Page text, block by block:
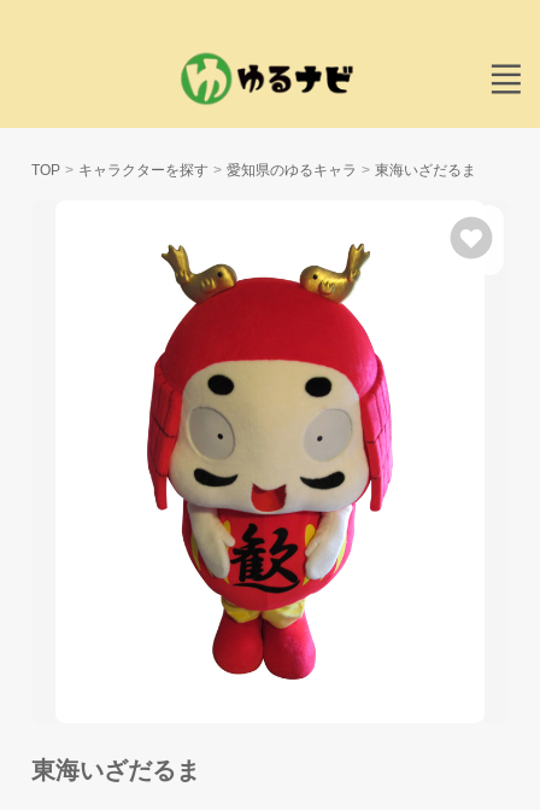
TOP キャラクターを探す 愛知県のゆるキャラ 東海いざだるま
東海いざだるま